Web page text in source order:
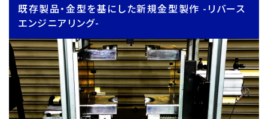
既存製品・金型を基にした新規金型製作 -リバース
エンジニアリング-